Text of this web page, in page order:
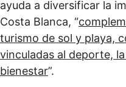
ayuda a diversificar la
Costa Blanca, “
turismo de sol y playa,
vinculadas al deporte,
bienestar”.